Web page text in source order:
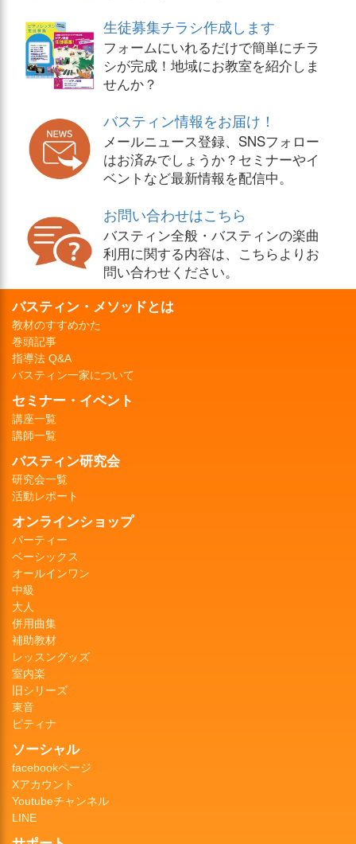
生徒募集チラシ作成します
フォームにいれるだけで簡単にチラ
シが完成！地域にお教室を紹介しま
せんか？
バスティン情報をお届け！
メールニュース登録、SNSフォロー
はお済みでしょうか？セミナーやイ
ベントなど最新情報を配信中。
お問い合わせはこちら
バスティン全般・バスティンの楽曲
利用に関する内容は、こちらよりお
問い合わせください。
バスティン・メソッドとは
教材のすすめかた
巻頭記事
指導法 Q&A
バスティン一家について
セミナー・イベント
講座一覧
講師一覧
バスティン研究会
研究会一覧
活動レポート
オンラインショップ
パーティー
ベーシックス
オールインワン
中級
大人
併用曲集
補助教材
レッスングッズ
室内楽
旧シリーズ
東音
ピティナ
ソーシャル
facebookページ
Xアカウント
Youtubeチャンネル
LINE